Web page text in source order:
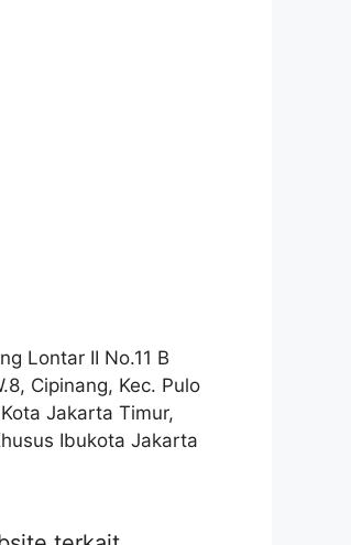
Lontar II No.11 B
Cipinang, Kec. Pulo
Jakarta Timur,
Ibukota Jakarta